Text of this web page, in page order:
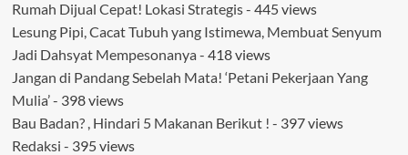
Rumah Dijual Cepat! Lokasi Strategis- 445 views
Lesung Pipi, Cacat Tubuh yang Istimewa, Membuat Senyum
Jadi Dahsyat Mempesonanya - 418 views
Jangan di Pandang Sebelah Mata! ‘Petani Pekerjaan Yang
Mulia’- 398 views
Bau Badan? , Hindari 5 Makanan Berikut ! - 397 views
Redaksi - 395 views